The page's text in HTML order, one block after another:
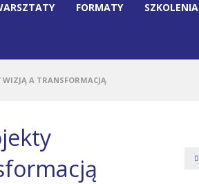
FORMATY SZKOLENIA
A TRANSFORMACJĄ